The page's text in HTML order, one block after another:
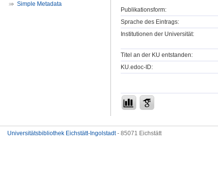
Simple Metadata
Publikationsform:
Sprache des Eintrags:
Institutionen der Universität:
Titel an der KU entstanden:
KU.edoc-ID:
Universitätsbibliothek Eichstätt-Ingolstadt- 85071 Eichstätt